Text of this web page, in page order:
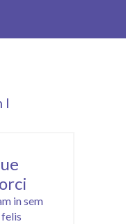
I
in sem